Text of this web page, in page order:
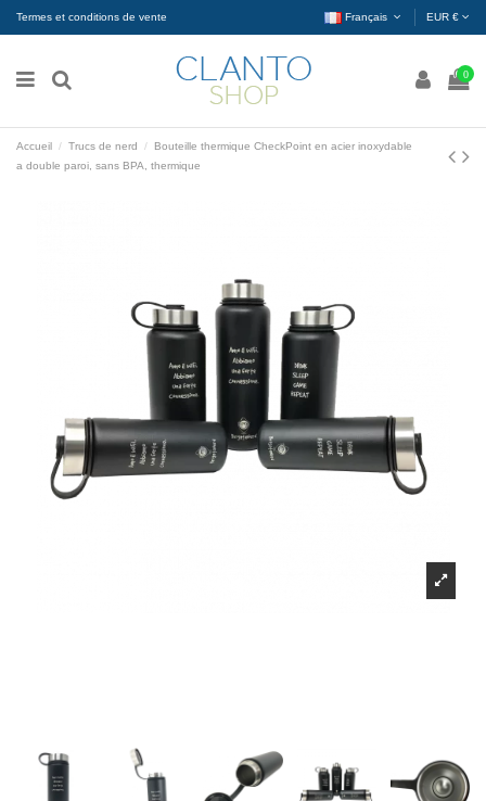
Termes et conditions de vente Français EUR €
0
Accueil Trucs de nerd
Bouteille thermique CheckPoint en acier inoxydable
a double paroi, sans BPA, thermique